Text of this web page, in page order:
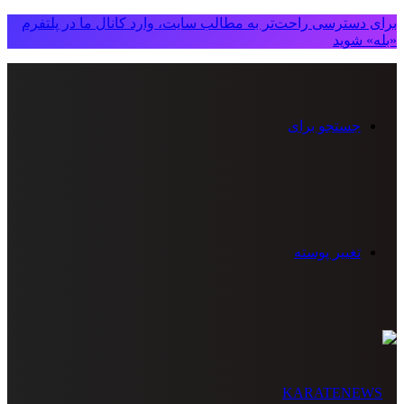
برای دسترسی راحت‌تر به مطالب سایت، وارد کانال ما در پلتفرم
«بله» شوید
جستجو برای
تغییر پوسته